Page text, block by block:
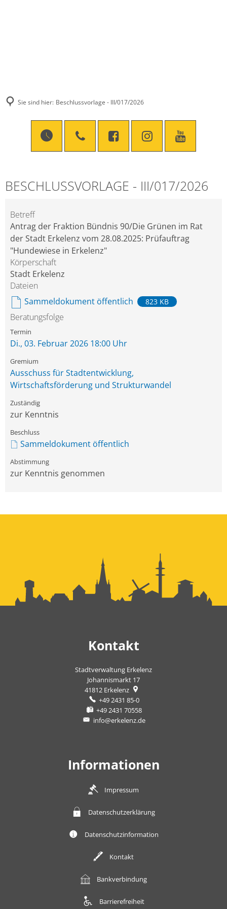
Sie sind hier: Beschlussvorlage - III/017/2026
BESCHLUSSVORLAGE - III/017/2026
Betreff
Antrag der Fraktion Bündnis 90/Die Grünen im Rat
der Stadt Erkelenz vom 28.08.2025: Prüfauftrag
"Hundewiese in Erkelenz"
Körperschaft
Stadt Erkelenz
Dateien
Sammeldokument öffentlich
823 KB
Beratungsfolge
Di., 03. Februar 2026 18:00 Uhr
Ausschuss für Stadtentwicklung,
Wirtschaftsförderung und Strukturwandel
zur Kenntnis
Sammeldokument öffentlich
zur Kenntnis genommen
Kontakt
Stadtverwaltung Erkelenz
Johannismarkt 17
41812 Erkelenz
+49 2431 85-0
+49 2431 70558
info@erkelenz.de
Informationen
Impressum
Datenschutzerklärung
Datenschutzinformation
Kontakt
Bankverbindung
Barrierefreiheit